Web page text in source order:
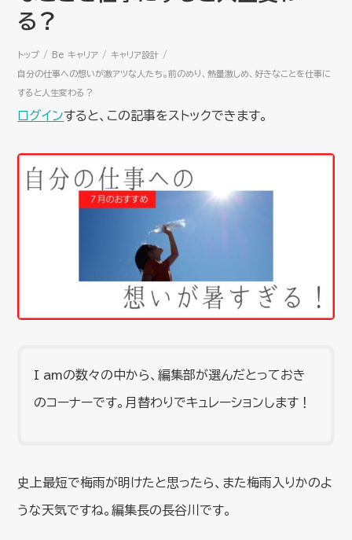
る？
トップ Be キャリア キャリア設計
自分の仕事への想いが激アツな人たち。前のめり、熱量激しめ、好きなことを仕事に
すると人生変わる？
ログインすると、この記事をストックできます。
I amの数々の中から、編集部が選んだとっておき
のコーナーです。月替わりでキュレーションします！
史上最短で梅雨が明けたと思ったら、また梅雨入りかのよ
うな天気ですね。編集長の長谷川です。